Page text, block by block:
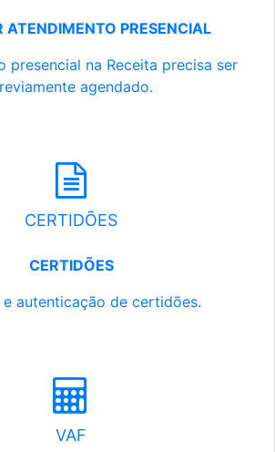
ATENDIMENTO PRESENCIAL
presencial na Receita precisa ser
agendado.
CERTIDÕES
CERTIDÕES
e autenticação de certidões.
VAF